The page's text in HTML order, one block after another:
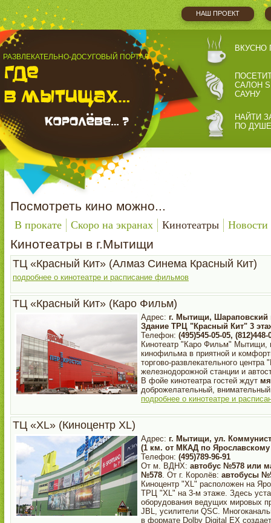
НАШ ПРОЕКТ
РАЗВЛЕКАТЕЛЬНО-ДОСУГОВЫЙ ПОРТАЛ
ВКУСНО
САЛОН
САУНУ
НАЙТИ
ПО ДУШЕ
Посмотреть кино можно...
В прокате Скоро на экранах Кинотеатры Новости
Кинотеатры в г.Мытищи
ТЦ «Красный Кит» (Алмаз Синема Красный Кит)
подробнее о кинотеатре и расписание фильмов
ТЦ «Красный Кит» (Каро Фильм)
Адрес: г. Мытищи, Шараповский
Здание ТРЦ "Красный Кит" 3
Телефон: (495)545-05-05, (812)448-
Кинотеатр "Каро Фильм" Мытищи,
кинофильма в приятной и
торгово-развлекательного
железнодорожной станции и
В фойе кинотеатра гостей ждут
доброжелательный,
подробнее о кинотеатре и
ТЦ «XL» (Киноцентр XL)
Адрес: г. Мытищи, ул.
(1 км. от МКАД по
Телефон: (495)789-96-91
От м. ВДНХ: автобус №578 или
№578. От г. Королёв: автобусы
Киноцентр "XL" расположен на
ТРЦ "XL" на 3-м этаже. Здесь
оборудования ведущих мировых
JBL, усилители QSC.
в формате Dolby Digital EX